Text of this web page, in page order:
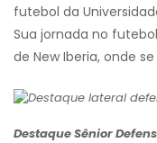
futebol da
Sua jornada no
de New Iberia, onde
Destaque Sênior